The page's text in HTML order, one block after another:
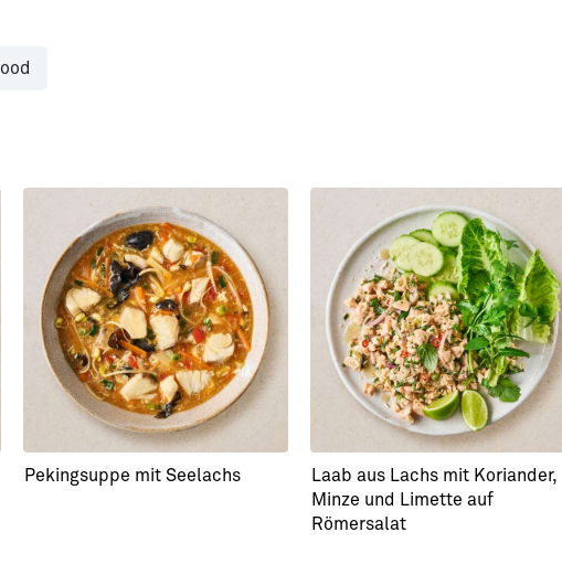
Pekingsuppe mit Seelachs
Laab aus Lachs mit Koriander,
Minze und Limette auf
Römersalat